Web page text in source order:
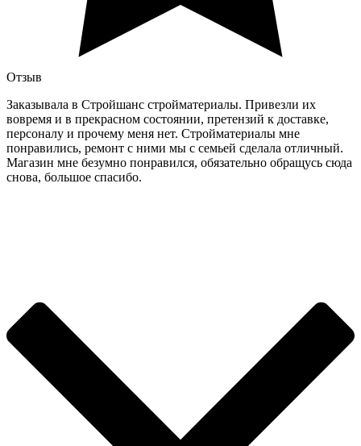
Отзыв
Заказывала в Стройшанс стройматериалы. Привезли их
вовремя и в прекрасном состоянии, претензий к доставке,
персоналу и прочему меня нет. Стройматериалы мне
понравились, ремонт с ними мы с семьей сделала отличный.
Магазин мне безумно понравился, обязательно обращусь сюда
снова, большое спасибо.